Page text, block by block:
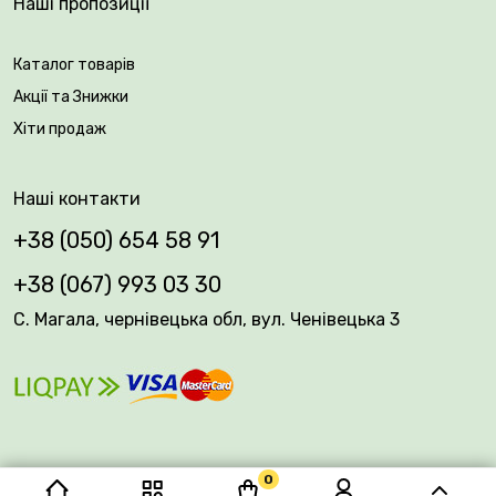
0
Каталог товарів
Акції та Знижки
Хіти продаж
Наші контакти
+38 (050) 654 58 91
+38 (067) 993 03 30
С. Магала, чернівецька обл, вул. Ченівецька 3